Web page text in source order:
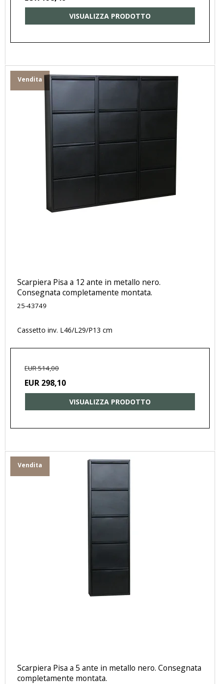
VISUALIZZA PRODOTTO
Vendita
Scarpiera Pisa a 12 ante in metallo nero.
Consegnata completamente montata.
25-43749
Cassetto inv. L46/L29/P13 cm
EUR 514,00
EUR 298,10
VISUALIZZA PRODOTTO
Vendita
Scarpiera Pisa a 5 ante in metallo nero. Consegnata
completamente montata.